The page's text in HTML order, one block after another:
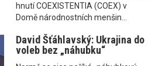
hnutí COEXISTENTIA (COEX) v
Domě národnostních menšin...
David Šťáhlavský: Ukrajina do
voleb bez „náhubku“